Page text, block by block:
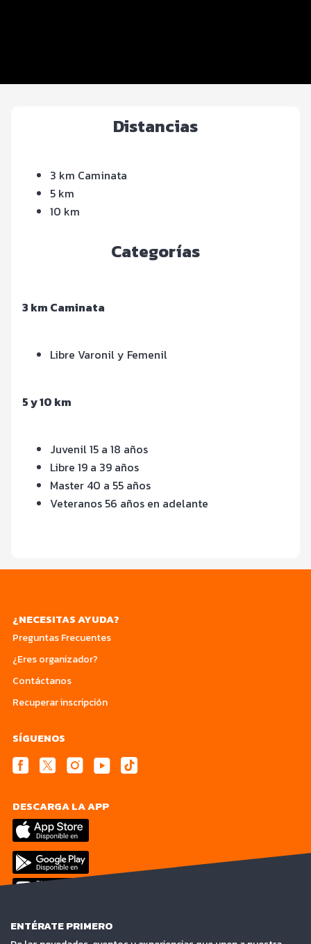
Distancias
3 km Caminata
5 km
10 km
Categorías
3 km Caminata
Libre Varonil y Femenil
5 y 10 km
Juvenil 15 a 18 años
Libre 19 a 39 años
Master 40 a 55 años
Veteranos 56 años en adelante
¿NECESITAS AYUDA?
Preguntas Frecuentes
¿Eres organizador?
Contáctanos
Recuperar inscripción
SÍGUENOS
DESCARGA LA APP
ENTÉRATE PRIMERO